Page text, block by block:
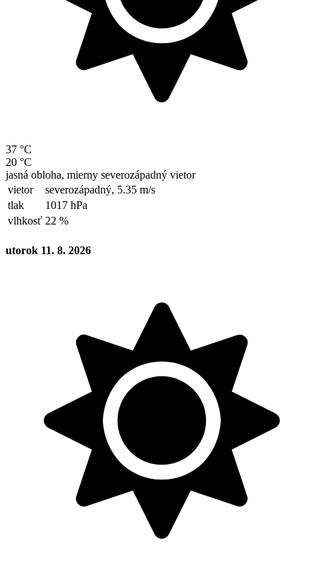
37 °C
20 °C
jasná obloha, mierny severozápadný vietor
vietor
severozápadný, 5.35 m/s
tlak
1017 hPa
vlhkosť 22 %
utorok 11. 8. 2026